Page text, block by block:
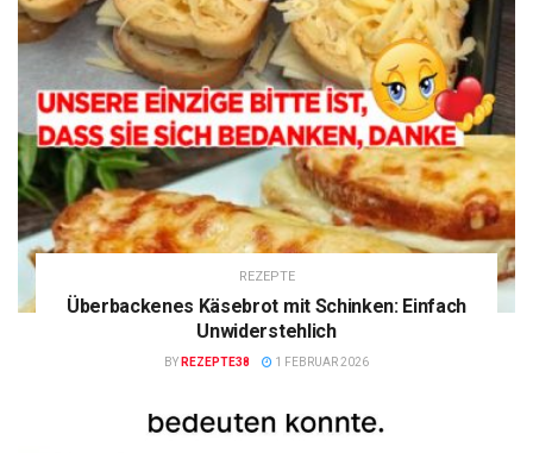
REZEPTE
Überbackenes Käsebrot mit Schinken: Einfach
Unwiderstehlich
BY REZEPTE38 1 FEBRUAR 2026